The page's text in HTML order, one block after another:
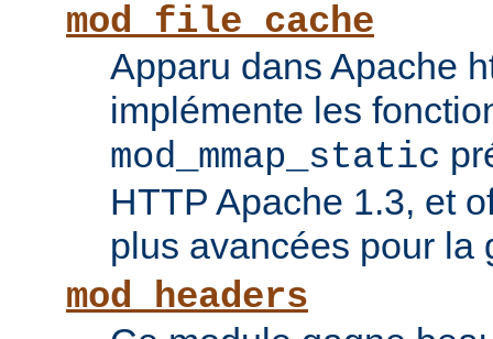
mod_file_cache
Apparu dans Apache
implémente les
mod_mmap_static
HTTP Apache 1.3, et
plus avancées pour la
mod_headers